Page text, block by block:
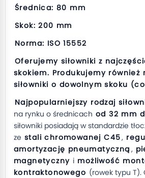
Średnica: 80 mm
Skok: 200 mm
Norma: ISO 15552
Oferujemy siłowniki z
skokiem. Produkujemy również
siłowniki o dowolnym skoku
Najpopularniejszy rodzaj
na rynku o średnicach od 32 mm
siłowniki posiadają w standardzie
ze stali chromowanej C45,
amortyzację pneumatyczną ,
magnetyczny i możliwość
kontraktonowego (rowek typu T).